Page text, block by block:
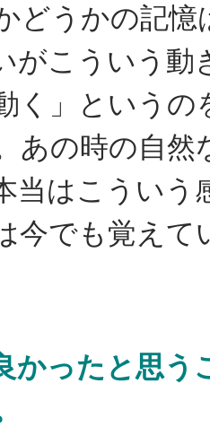
どうかの記憶
がこういう動
く」というの
あの時の自然
当はこうい
今でも覚えて
かったと思う